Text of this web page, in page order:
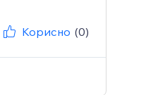
Корисно (0)